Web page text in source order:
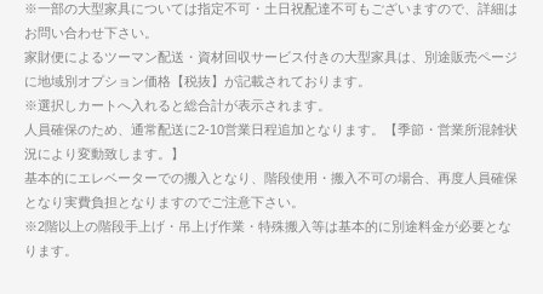
※一部の大型家具については指定不可・土日祝配達不可もございますので、詳細は
お問い合わせ下さい。
家財便によるツーマン配送・資材回収サービス付きの大型家具は、別途販売ページ
に地域別オプション価格【税抜】が記載されております。
※選択しカートへ入れると総合計が表示されます。
人員確保のため、通常配送に2-10営業日程追加となります。【季節・営業所混雑状
況により変動致します。】
基本的にエレベーターでの搬入となり、階段使用・搬入不可の場合、再度人員確保
となり実費負担となりますのでご注意下さい。
※2階以上の階段手上げ・吊上げ作業・特殊搬入等は基本的に別途料金が必要とな
ります。